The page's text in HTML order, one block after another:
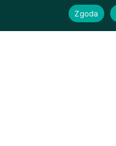
Zgoda